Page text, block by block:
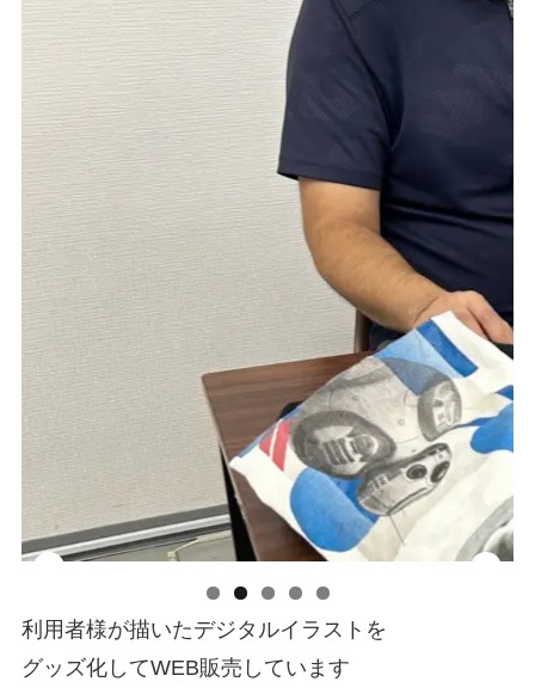
利用者様が描いたデジタルイラストを
グッズ化してWEB販売しています